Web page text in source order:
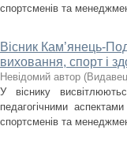
спортсменів та
Вісник Кам’янець-
виховання, спорт і
Невідомий автор (
У віснику
педагогічними
спортсменів та